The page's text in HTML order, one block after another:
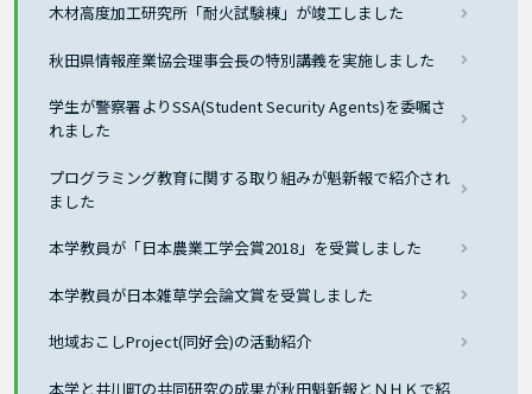
木材高度加工研究所「耐火試験棟」が竣工しました
秋田県情報産業協会理事会長の特別講義を実施しました
学生が警察署よりSSA(Student Security Agents)を委嘱さ
れました
プログラミング教育に関する取り組みが魁新報で紹介され
ました
本学教員が「日本農業工学会賞2018」を受賞しました
本学教員が日本雑草学会論文賞を受賞しました
地域おこしProject(同好会)の活動紹介
本学と井川町の共同研究の成果が秋田魁新報とＮＨＫで紹